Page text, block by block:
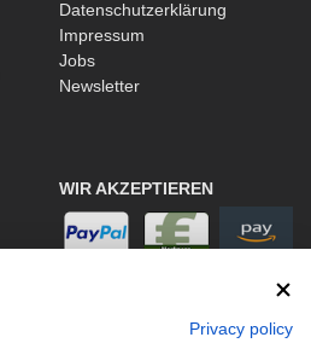
Datenschutzerklärung
Impressum
Jobs
Newsletter
WIR AKZEPTIEREN
Privacy policy